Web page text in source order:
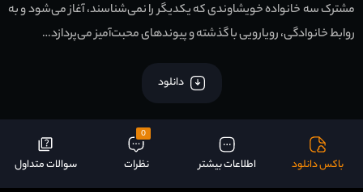
مشترک سه خانواده خویشاوندی که یکدیگر را نمی‌شناسند، آغاز می‌شود و به
روابط خانوادگی، رویارویی با گذشته و پیوندهای محبت‌آمیز می‌پردازد…
دانلود
باکس دانلود اطلاعات بیشتر
0
نظرات سوالات متداول